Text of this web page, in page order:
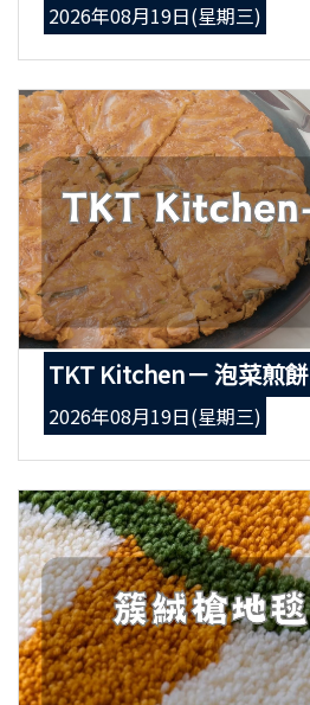
2026年08月19日(星期三)
TKT Kitchen－ 泡菜煎餅
2026年08月19日(星期三)